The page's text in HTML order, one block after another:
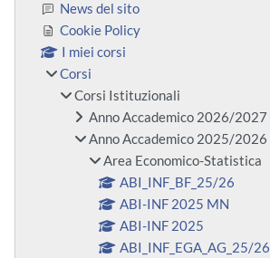
News del sito
Cookie Policy
I miei corsi
Corsi
Corsi Istituzionali
Anno Accademico 2026/2027
Anno Accademico 2025/2026
Area Economico-Statistica
ABI_INF_BF_25/26
ABI-INF 2025 MN
ABI-INF 2025
ABI_INF_EGA_AG_25/26